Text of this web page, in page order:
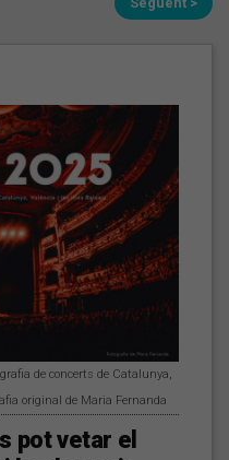
de concerts de Catalunya,
original de Maria Fernanda
pot vetar el